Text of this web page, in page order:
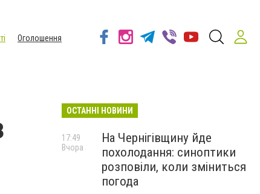
Оголошення
ОСТАННІ НОВИНИ
На Чернігівщину йде
похолодання: синоптики
розповіли, коли зміниться
погода
17:49
Вчора